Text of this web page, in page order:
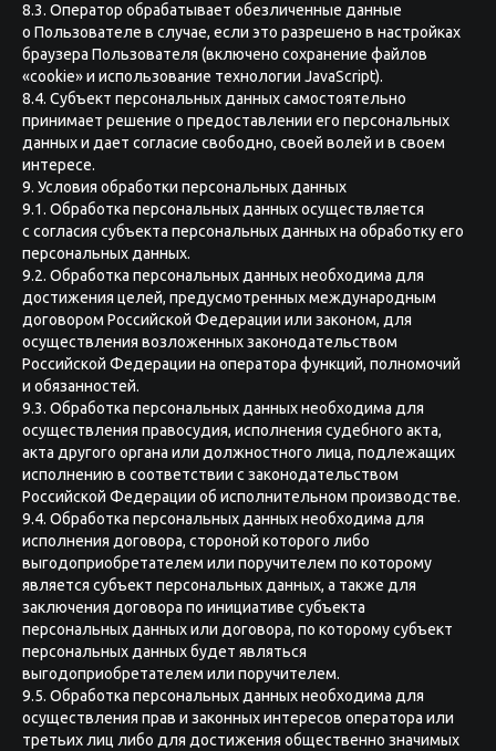
8.3. Оператор обрабатывает обезличенные данные
о Пользователе в случае, если это разрешено в настройках
браузера Пользователя (включено сохранение файлов
«cookie» и использование технологии JavaScript).
8.4. Субъект персональных данных самостоятельно
принимает решение о предоставлении его персональных
данных и дает согласие свободно, своей волей и в своем
интересе.
9. Условия обработки персональных данных
9.1. Обработка персональных данных осуществляется
с согласия субъекта персональных данных на обработку его
персональных данных.
9.2. Обработка персональных данных необходима для
достижения целей, предусмотренных международным
договором Российской Федерации или законом, для
осуществления возложенных законодательством
Российской Федерации на оператора функций, полномочий
и обязанностей.
9.3. Обработка персональных данных необходима для
осуществления правосудия, исполнения судебного акта,
акта другого органа или должностного лица, подлежащих
исполнению в соответствии с законодательством
Российской Федерации об исполнительном производстве.
9.4. Обработка персональных данных необходима для
исполнения договора, стороной которого либо
выгодоприобретателем или поручителем по которому
является субъект персональных данных, а также для
заключения договора по инициативе субъекта
персональных данных или договора, по которому субъект
персональных данных будет являться
выгодоприобретателем или поручителем.
9.5. Обработка персональных данных необходима для
осуществления прав и законных интересов оператора или
третьих лиц либо для достижения общественно значимых